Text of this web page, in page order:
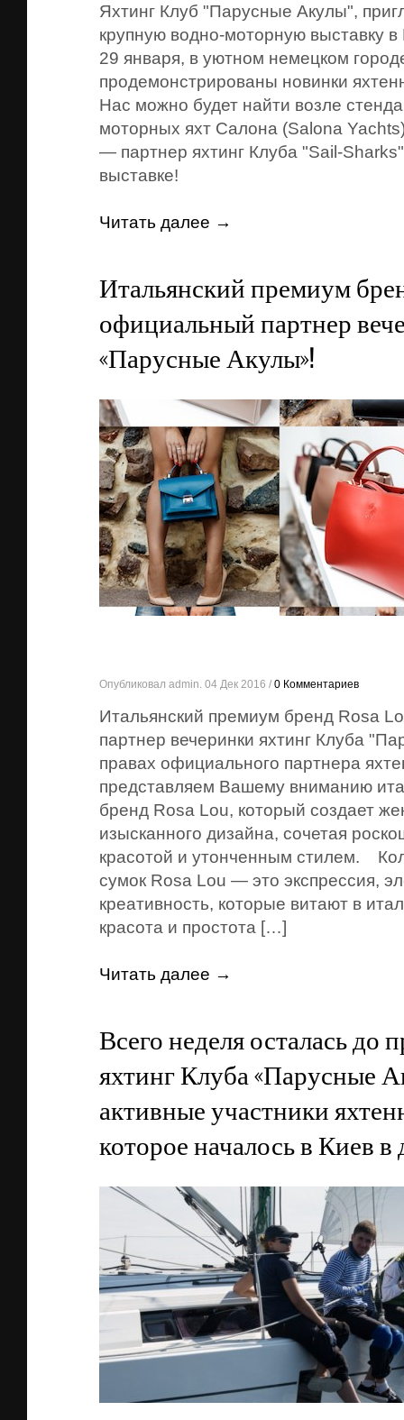
Яхтинг Клуб "Парусные Акулы",
крупную водно-моторную выставку
29 января, в уютном немецком
продемонстрированы новинки
Нас можно будет найти возле
моторных яхт Салона (Salona
— партнер яхтинг Клуба "Sail-
выставке!
Читать далее →
Итальянский премиум
официальный партнер
«Парусные Акулы»!
Опубликовал admin. 04 Дек 2016 / 0 Комментариев
Итальянский премиум бренд Rosa
партнер вечеринки яхтинг Клуба
правах официального партнера
представляем Вашему вниманию
бренд Rosa Lou, который создает
изысканного дизайна, сочетая
красотой и утонченным стилем.
сумок Rosa Lou — это экспрессия,
креативность, которые витают в
красота и простота […]
Читать далее →
Всего неделя осталась до
яхтинг Клуба «Парусные
активные участники
которое началось в Киев в